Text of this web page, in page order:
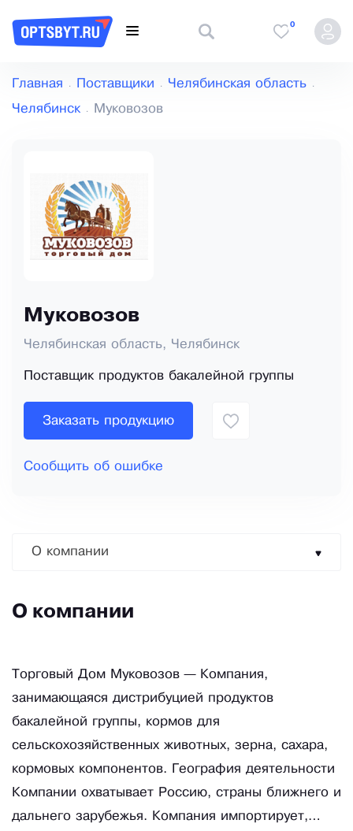
0
Главная Поставщики Челябинская область
Челябинск Муковозов
Муковозов
Челябинская область, Челябинск
Поставщик продуктов бакалейной группы
Заказать продукцию
Сообщить об ошибке
О компании
О компании
Торговый Дом Муковозов — Компания,
занимающаяся дистрибуцией продуктов
бакалейной группы, кормов для
сельскохозяйственных животных, зерна, сахара,
кормовых компонентов. География деятельности
Компании охватывает Россию, страны ближнего и
дальнего зарубежья. Компания импортирует,